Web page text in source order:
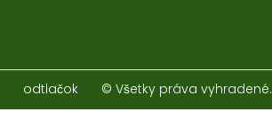
odtlačok © Všetky práva vyhradené.